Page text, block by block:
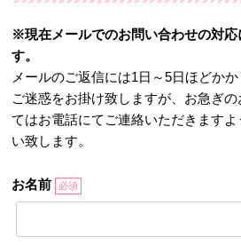
※現在メールでのお問い合わせの対応
す。
メールのご返信には1日～5日ほどか
ご迷惑をお掛け致しますが、お急ぎ
てはお電話にてご連絡いただきます
い致します。
お名前 必須